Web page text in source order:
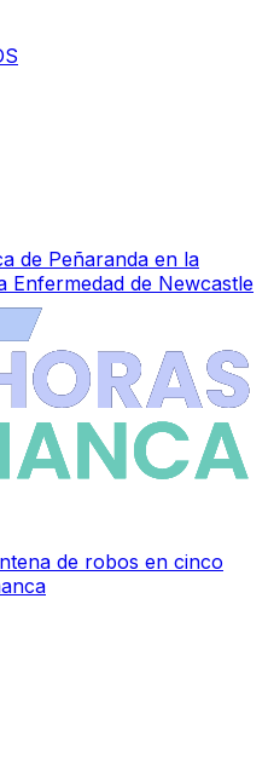
de Peñaranda en la
Enfermedad de Newcastle
de robos en cinco